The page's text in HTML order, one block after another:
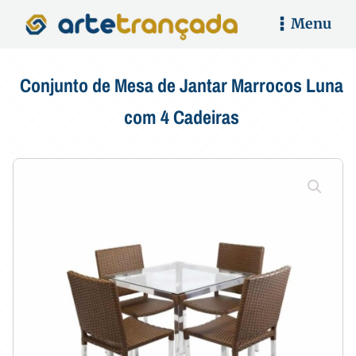
Menu
Conjunto de Mesa de Jantar Marrocos Luna
com 4 Cadeiras